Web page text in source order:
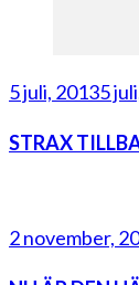
5 juli, 20135
STRAX
2 november,